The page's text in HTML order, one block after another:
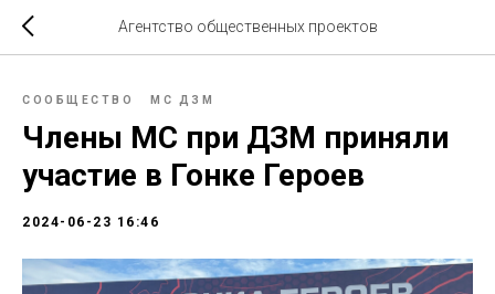
Агентство общественных проектов
СООБЩЕСТВО МС ДЗМ
Члены МС при ДЗМ приняли
участие в Гонке Героев
2024-06-23 16:46